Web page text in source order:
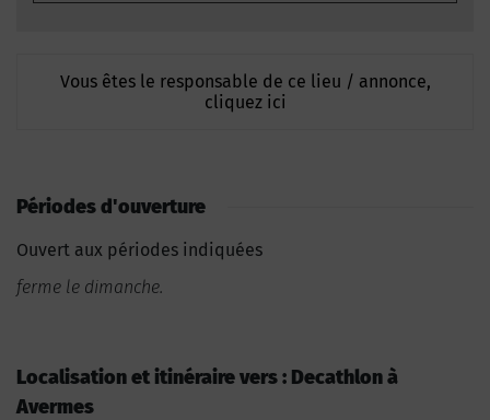
Vous êtes le responsable de ce lieu / annonce,
cliquez ici
Périodes d'ouverture
Ouvert aux périodes indiquées
ferme le dimanche.
Localisation et itinéraire vers : Decathlon à
Avermes